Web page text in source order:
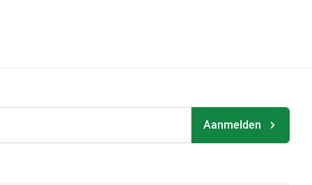
Aanmelden